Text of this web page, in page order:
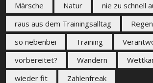
Märsche
Natur
nie zu schnell
raus aus dem Trainingsalltag
so nebenbei
Training
vorbereitet?
Wandern
wieder fit
Zahlenfreak